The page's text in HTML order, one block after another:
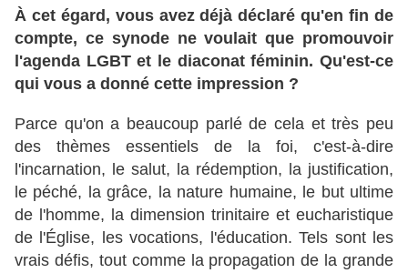
À cet égard, vous avez déjà déclaré qu'en fin de
compte, ce synode ne voulait que promouvoir
l'agenda LGBT et le diaconat féminin. Qu'est-ce
qui vous a donné cette impression ?
Parce qu'on a beaucoup parlé de cela et très peu
des thèmes essentiels de la foi, c'est-à-dire
l'incarnation, le salut, la rédemption, la justification,
le péché, la grâce, la nature humaine, le but ultime
de l'homme, la dimension trinitaire et eucharistique
de l'Église, les vocations, l'éducation. Tels sont les
vrais défis, tout comme la propagation de la grande